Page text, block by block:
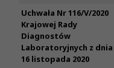
Uchwała Nr 116/V/2020
Krajowej Rady
Diagnostów
Laboratoryjnych z dnia
16 listopada 2020